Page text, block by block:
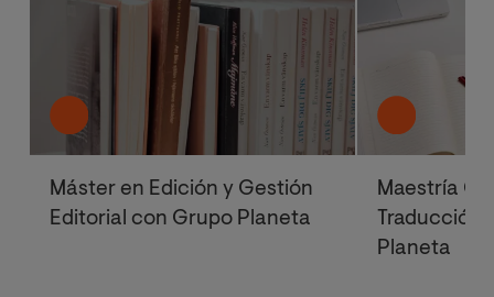
Máster en Edición y Gestión
Editorial con Grupo Planeta
Maestría
Traducción
Planeta